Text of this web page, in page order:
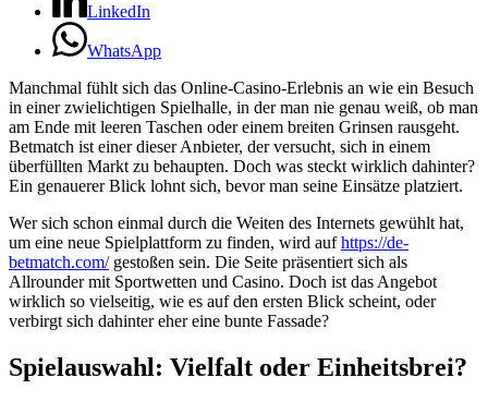
LinkedIn
WhatsApp
Manchmal fühlt sich das Online-Casino-Erlebnis an wie ein Besuch
in einer zwielichtigen Spielhalle, in der man nie genau weiß, ob man
am Ende mit leeren Taschen oder einem breiten Grinsen rausgeht.
Betmatch ist einer dieser Anbieter, der versucht, sich in einem
überfüllten Markt zu behaupten. Doch was steckt wirklich dahinter?
Ein genauerer Blick lohnt sich, bevor man seine Einsätze platziert.
Wer sich schon einmal durch die Weiten des Internets gewühlt hat,
um eine neue Spielplattform zu finden, wird aufhttps://de-
betmatch.com/gestoßen sein. Die Seite präsentiert sich als
Allrounder mit Sportwetten und Casino. Doch ist das Angebot
wirklich so vielseitig, wie es auf den ersten Blick scheint, oder
verbirgt sich dahinter eher eine bunte Fassade?
Spielauswahl: Vielfalt oder Einheitsbrei?